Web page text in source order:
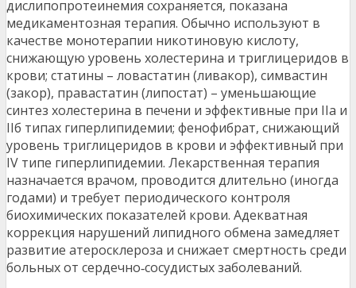
дислипопротеинемия сохраняется, показана
медикаментозная терапия. Обычно используют в
качестве монотерапии никотиновую кислоту,
снижающую уровень холестерина и триглицеридов в
крови; статины – ловастатин (ливакор), симвастин
(закор), правастатин (липостат) – уменьшающие
синтез холестерина в печени и эффективные при IIа и
IIб типах гиперлипидемии; фенофибрат, снижающий
уровень триглицеридов в крови и эффективный при
IV типе гиперлипидемии. Лекарственная терапия
назначается врачом, проводится длительно (иногда
годами) и требует периодического контроля
биохимических показателей крови. Адекватная
коррекция нарушений липидного обмена замедляет
развитие атеросклероза и снижает смертность среди
больных от сердечно‑сосудистых заболеваний.